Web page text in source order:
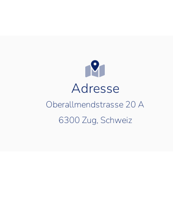
Adresse
Oberallmendstrasse 20 A
6300 Zug, Schweiz